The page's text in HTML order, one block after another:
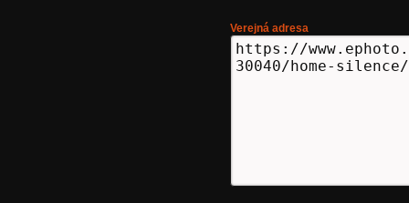
Verejná adresa